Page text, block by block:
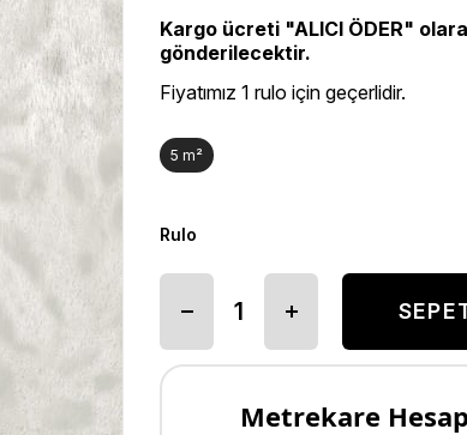
Kargo ücreti "ALICI ÖDER"
gönderilecektir.
Fiyatımız 1 rulo için geçerlidir.
5 m²
Rulo
Metrekare